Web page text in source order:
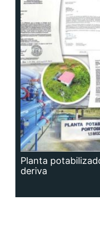
Planta
deriva